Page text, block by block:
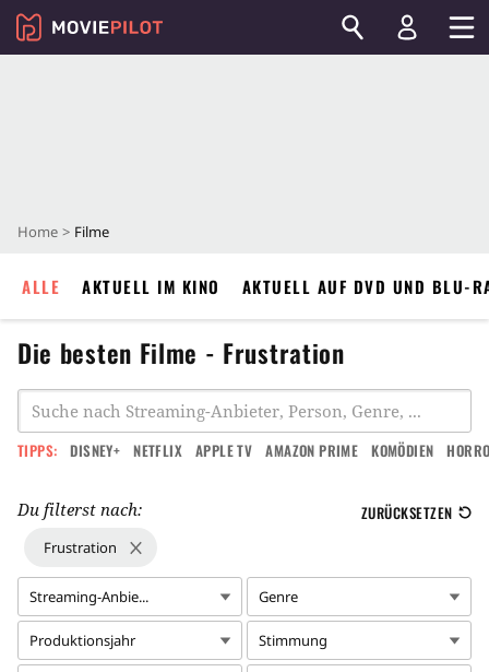
Home Filme
ALLE AKTUELL IM KINO AKTUELL AUF DVD UND BLU-
Die besten Filme - Frustration
TIPPS: DISNEY+ NETFLIX APPLE TV AMAZON PRIME KOMÖDIEN
Du filterst nach: ZURÜCKSETZEN
Frustration
Streaming-Anbie... Genre
Produktionsjahr Stimmung